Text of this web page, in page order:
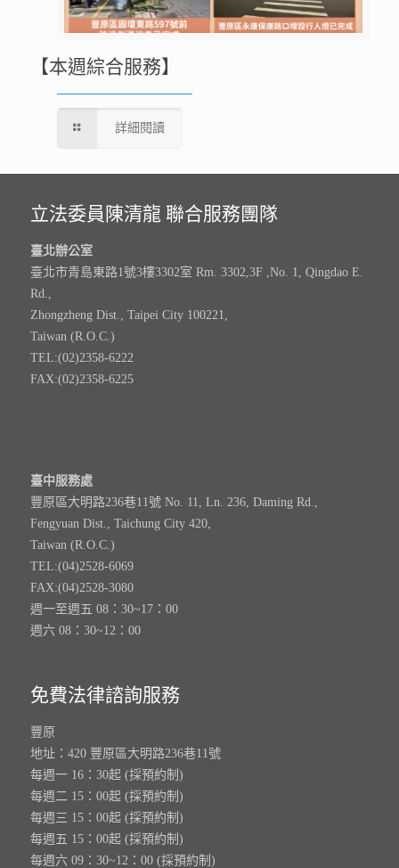
【本週綜合服務】
詳細閱讀
立法委員陳清龍 聯合服務團隊
臺北辦公室
臺北市青島東路1號3樓3302室 Rm. 3302,3F ,No. 1, Qingdao E.
Rd.,
Zhongzheng Dist., Taipei City 100221,
Taiwan (R.O.C.)
TEL:(02)2358-6222
FAX:(02)2358-6225
臺中服務處
豐原區大明路236巷11號 No. 11, Ln. 236, Daming Rd.,
Fengyuan Dist., Taichung City 420,
Taiwan (R.O.C.)
TEL:(04)2528-6069
FAX:(04)2528-3080
週一至週五 08：30~17：00
週六 08：30~12：00
免費法律諮詢服務
豐原
地址：420 豐原區大明路236巷11號
每週一 16：30起 (採預約制)
每週二 15：00起 (採預約制)
每週三 15：00起 (採預約制)
每週五 15：00起 (採預約制)
每週六 09：30~12：00 (採預約制)